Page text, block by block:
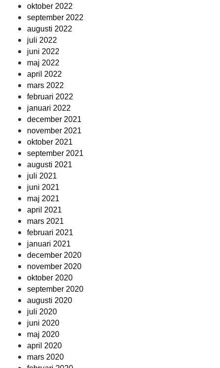
oktober 2022
september 2022
augusti 2022
juli 2022
juni 2022
maj 2022
april 2022
mars 2022
februari 2022
januari 2022
december 2021
november 2021
oktober 2021
september 2021
augusti 2021
juli 2021
juni 2021
maj 2021
april 2021
mars 2021
februari 2021
januari 2021
december 2020
november 2020
oktober 2020
september 2020
augusti 2020
juli 2020
juni 2020
maj 2020
april 2020
mars 2020